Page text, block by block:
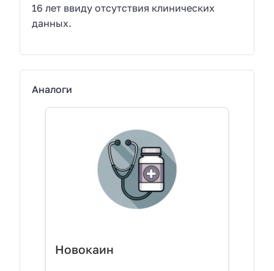
16 лет ввиду отсутствия клинических
данных.
Аналоги
Новокаин